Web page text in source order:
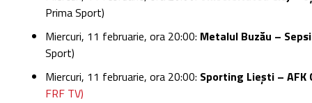
Prima Sport)
Miercuri, 11 februarie, ora 20:00: Metalul Buzău – Sepsi
Sport)
Miercuri, 11 februarie, ora 20:00: Sporting Liești – AFK
FRF TV)